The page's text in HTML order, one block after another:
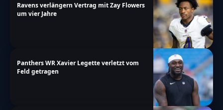
Ravens verlängern Vertrag mit Zay Flowers
um vier Jahre
Panthers WR Xavier Legette verletzt vom
Feld getragen